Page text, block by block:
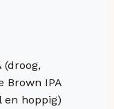
(droog,
Brown IPA
en hoppig)